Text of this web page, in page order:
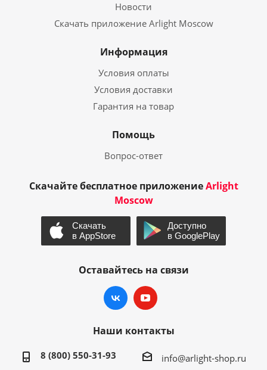
Новости
Скачать приложение Arlight Moscow
Информация
Условия оплаты
Условия доставки
Гарантия на товар
Помощь
Вопрос-ответ
Скачайте бесплатное приложениеArlight
Moscow
Оставайтесь на связи
Наши контакты
8 (800) 550-31-93 info@arlight-shop.ru